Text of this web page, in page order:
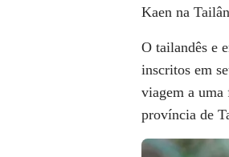
Kaen na
O tailandês e
inscritos em
viagem a
província de